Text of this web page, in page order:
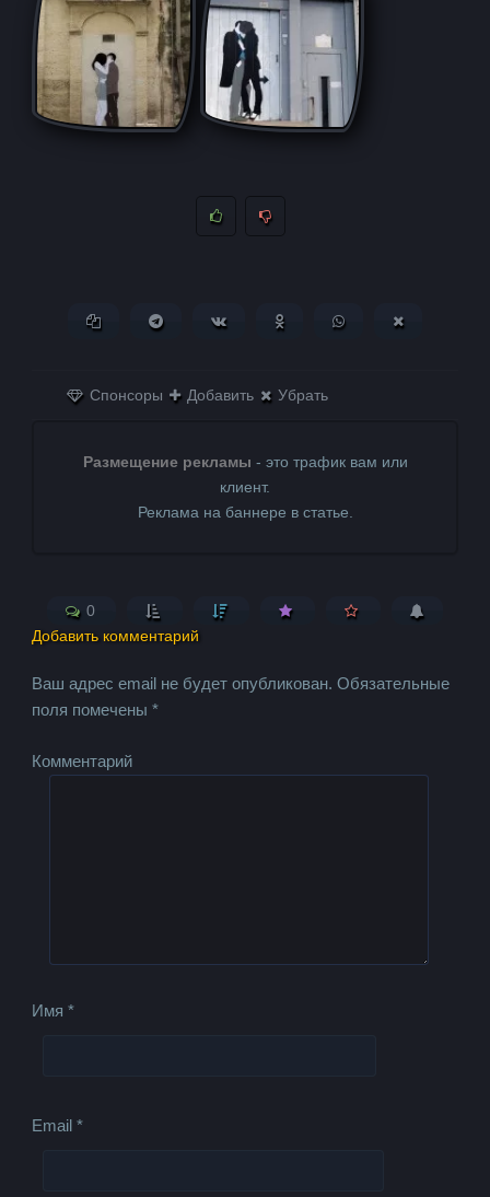
Копировать ссылкуПоделиться в Telegram
Поделиться ВКонтактеПоделиться в
Поделиться в
Спонсоры Добавить Убрать
Размещение рекламы - это трафик вам или
клиент.
Реклама на баннере в статье.
0
Добавить комментарий
Ваш адрес email не будет опубликован. Обязательные
поля помечены*
Комментарий
Имя*
Email*